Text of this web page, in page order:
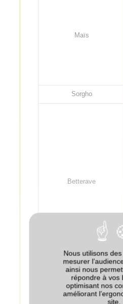
Maïs
Sorgho
Betterave
Pomme de terre
Nous utilisons
mesurer
ainsi nous
répondre à vos
optimisant nos
améliorant
site.